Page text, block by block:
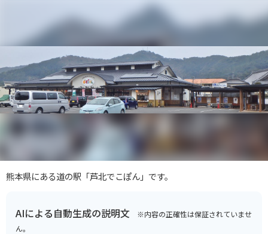
熊本県にある道の駅「芦北でこぽん」です。
AIによる自動生成の説明文 ※内容の正確性は保証されていませ
ん。